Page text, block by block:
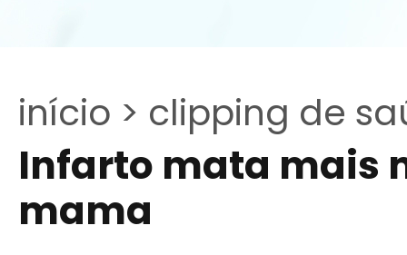
início > clipping de
Infarto mata mais
mama